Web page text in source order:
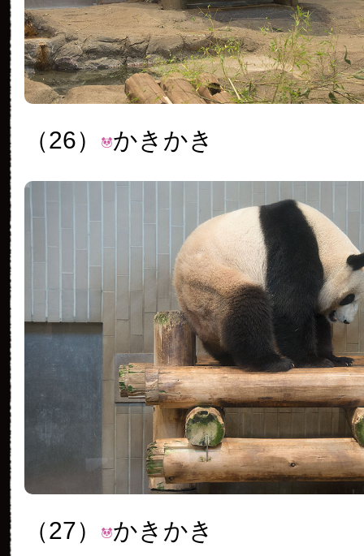
（26） かきかき
（27） かきかき